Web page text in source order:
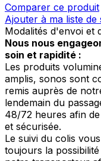
Comparer ce produit
Ajouter à ma liste de
Modalités d'envoi et
Nous nous
soin et rapidité :
Les produits
amplis, sonos sont
remis auprès de
lendemain du
48/72 heures afin
et sécurisée.
Le suivi du colis
toujours la